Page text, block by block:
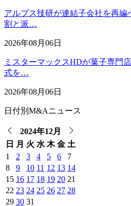
アルプス技研が連結子会社を再編
割と派…
2026年08月06日
ミスターマックスHDが菓子専門
式を…
2026年08月06日
日付別M&Aニュース
2024年12月
日
月 火 水 木 金 土
1
2 3 4 5 6
7
8
9 10 11 12 13 14
15 16 17 18 19 20 21
22 23 24 25 26 27 28
29 30 31